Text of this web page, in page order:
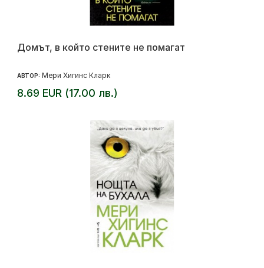
Домът, в който стените не помагат
АВТОР: Мери Хигинс Кларк
8.69 EUR (17.00 лв.)